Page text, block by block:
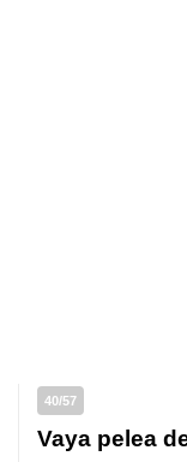
40/57
Vaya pelea